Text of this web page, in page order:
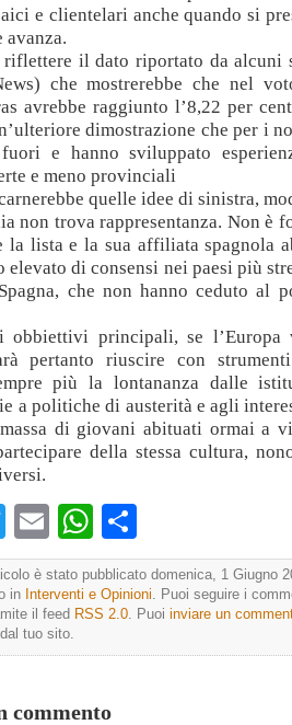
e clientelari anche quando si
avanza.
il dato riportato da alcuni
che mostrerebbe che nel
avrebbe raggiunto l’8,22 per
dimostrazione che per i
e hanno sviluppato
e meno provinciali
quelle idee di sinistra,
non trova rappresentanza. Non è
la lista e la sua affiliata spagnola
elevato di consensi nei paesi più
che non hanno ceduto al
obbiettivi principali, se l’Europa
pertanto riuscire con
più la lontananza dalle
a politiche di austerità e agli
di giovani abituati ormai a
della stessa cultura,
Twitter
EmailWhatsApp
è stato pubblicato domenica, 1 Giugno
in Interventi e Opinioni . Puoi seguire i
il feed RSS 2.0 . Puoi inviare un
dal tuo sito.
commento